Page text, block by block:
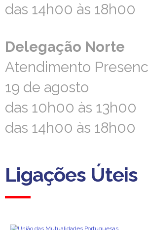
das 14h00 às 18h00
das 14h00 às 18h00
Delegação Norte
Atendimento
19 de agosto
das 10h00 às 13h00
das 14h00 às 18h00
Delegação Norte
Atendimento
19 de agosto
das 10h00 às 13h00
das 14h00 às 18h00
Ligações Úteis
Ligações Úteis